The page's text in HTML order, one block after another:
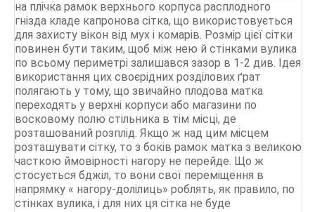
на плічка рамок верхнього корпуса расплодного
гнізда кладе капронова сітка, що використовується
для захисту вікон від мух і комарів. Розмір цієї сітки
повинен бути таким, щоб між нею й стінками вулика
по всьому периметрі залишався зазор в 1-2 див. Ідея
використання цих своєрідних розділових ґрат
полягають у тому, що звичайно плодова матка
переходять у верхні корпуси або магазини по
восковому полю стільника в тім місці, де
розташований розплід. Якщо ж над цим місцем
розташувати сітку, то з боків рамок матка з великою
часткою ймовірності нагору не перейде. Що ж
стосується бджіл, то вони свої переміщення в
напрямку « нагору-долілиць» роблять, як правило, по
стінках вулика, і для них ця сітка не буде